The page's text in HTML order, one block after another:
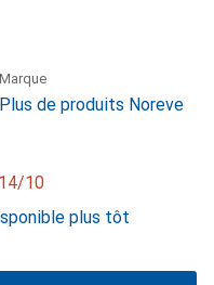
Marque
Plus de produits Noreve
10
plus tôt